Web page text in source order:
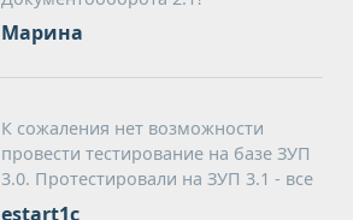
Марина
К сожаления нет возможности
провести тестирование на базе ЗУП
3.0. Протестировали на ЗУП 3.1 - все
estart1c